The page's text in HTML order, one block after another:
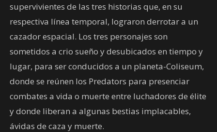
supervivientes de las tres historias que, en su
respectiva línea temporal, lograron derrotar a un
cazador espacial. Los tres personajes son
sometidos a crio sueño y desubicados en tiempo y
lugar, para ser conducidos a un planeta-Coliseum,
donde se reúnen los Predators para presenciar
combates a vida o muerte entre luchadores de élite
y donde liberan a algunas bestias implacables,
ávidas de caza y muerte.